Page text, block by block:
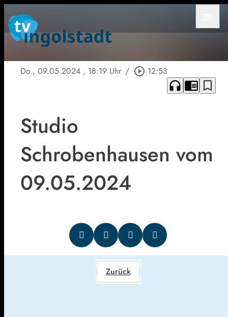
Do., 09.05.2024 , 18:19 Uhr / play_circle_outline 12:53
headphones chrome_reader_mode bookmark_border
Studio
Schrobenhausen vom
09.05.2024
Zurück